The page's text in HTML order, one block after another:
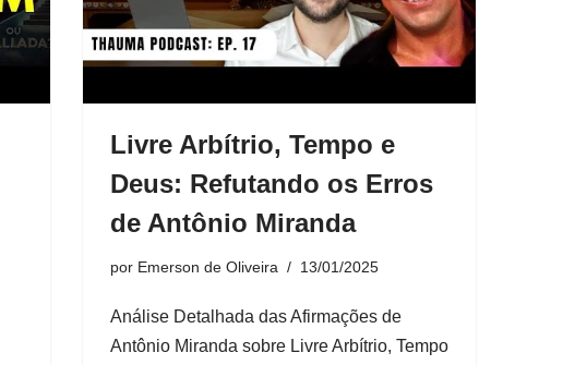
Livre Arbítrio, Tempo e
Deus: Refutando os Erros
de Antônio Miranda
por Emerson de Oliveira 13/01/2025
Análise Detalhada das Afirmações de
Antônio Miranda sobre Livre Arbítrio, Tempo